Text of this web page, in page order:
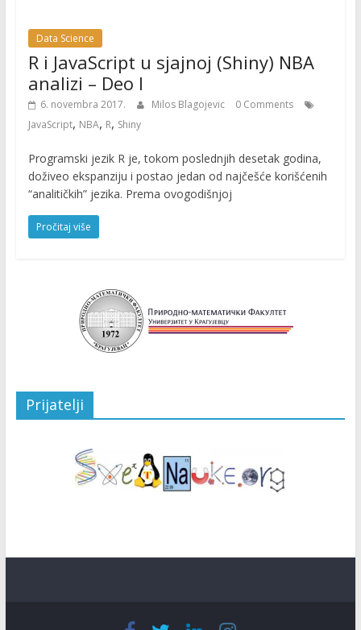
Data Science
R i JavaScript u sjajnoj (Shiny) NBA
analizi – Deo I
6. novembra 2017. Milos Blagojevic
0 Comments
JavaScript, NBA, R, Shiny
Programski jezik R je, tokom poslednjih desetak godina,
doživeo ekspanziju i postao jedan od najčešće korišćenih
“analitičkih” jezika. Prema ovogodišnjoj
Pročitaj više
Prijatelji